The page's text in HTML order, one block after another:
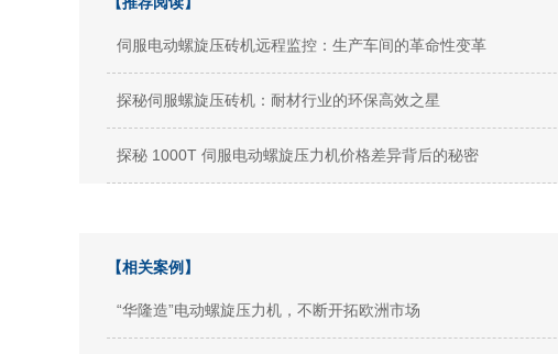
伺服电动螺旋压砖机远程监控：生产车间的革命性变革
探秘伺服螺旋压砖机：耐材行业的环保高效之星
探秘 1000T 伺服电动螺旋压力机价格差异背后的秘密
【相关案例】
“华隆造”电动螺旋压力机，不断开拓欧洲市场